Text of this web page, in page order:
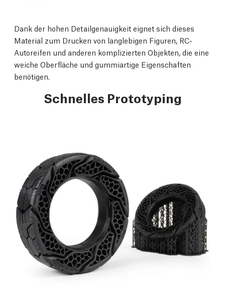
Dank der hohen Detailgenauigkeit eignet sich dieses
Material zum Drucken von langlebigen Figuren, RC-
Autoreifen und anderen komplizierten Objekten, die eine
weiche Oberfläche und gummiartige Eigenschaften
benötigen.
Schnelles Prototyping